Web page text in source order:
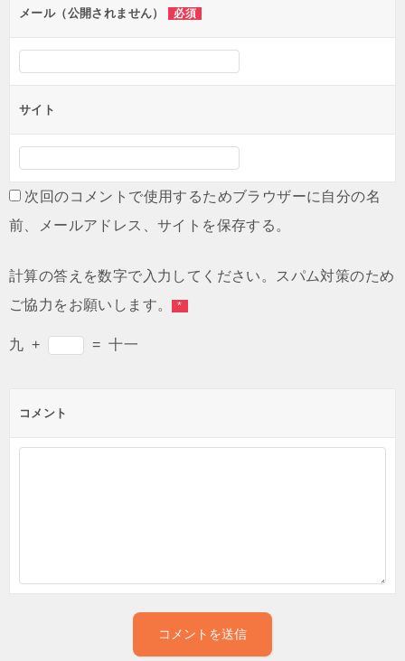
ンメール（公開されません） 必須
サイト
次回のコメントで使用するためブラウザーに自分の名
前、メールアドレス、サイトを保存する。
計算の答えを数字で入力してください。スパム対策のため
ご協力をお願いします。 *
九 + = 十一
コメント